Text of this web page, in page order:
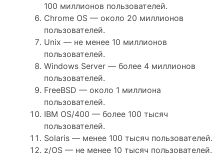
100 миллионов пользователей.
Chrome OS — около 20 миллионов
пользователей.
Unix — не менее 10 миллионов
пользователей.
Windows Server — более 4 миллионов
пользователей.
FreeBSD — около 1 миллиона
пользователей.
IBM OS/400 — более 100 тысяч
пользователей.
Solaris — менее 100 тысяч пользователей.
z/OS — не менее 10 тысяч пользователей.